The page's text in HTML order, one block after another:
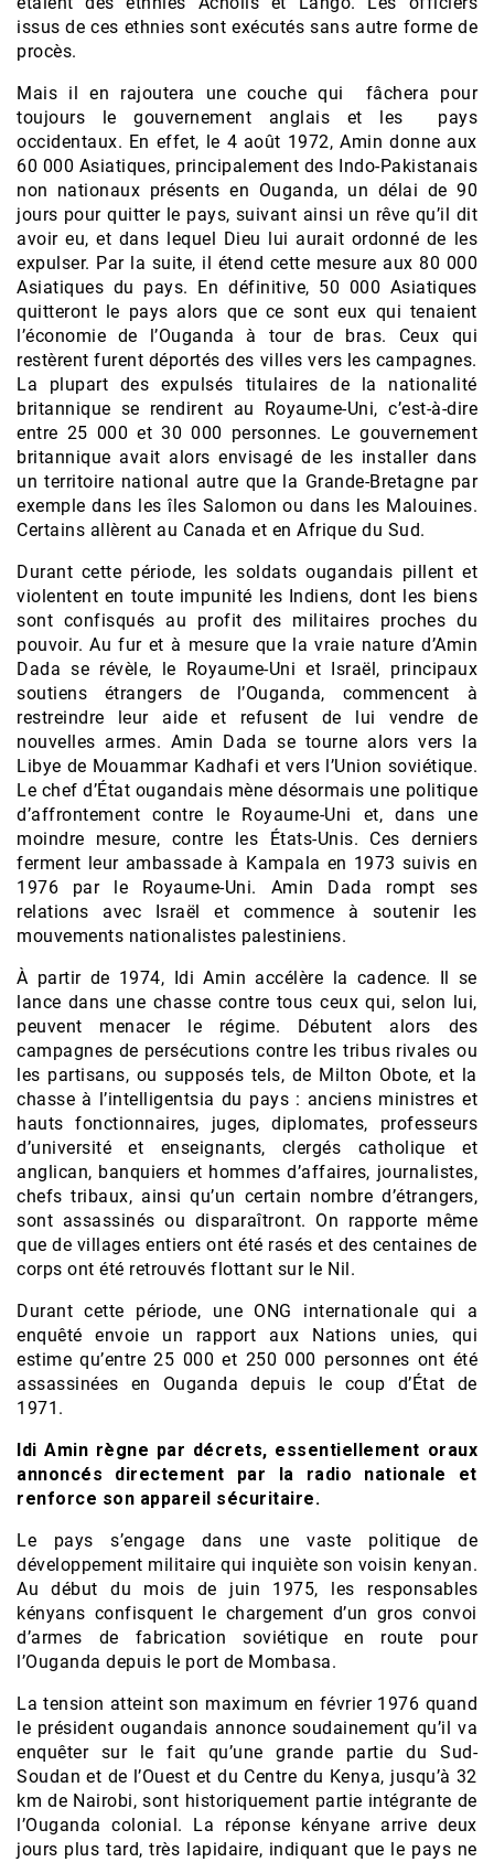
issus de ces ethnies sont exécutés sans autre forme de
procès.
Mais il en rajoutera une couche qui fâchera pour
toujours le gouvernement anglais et les pays
occidentaux. En effet, le 4 août 1972, Amin donne aux
60 000 Asiatiques, principalement des Indo-Pakistanais
non nationaux présents en Ouganda, un délai de 90
jours pour quitter le pays, suivant ainsi un rêve qu’il dit
avoir eu, et dans lequel Dieu lui aurait ordonné de les
expulser. Par la suite, il étend cette mesure aux 80 000
Asiatiques du pays. En définitive, 50 000 Asiatiques
quitteront le pays alors que ce sont eux qui tenaient
l’économie de l’Ouganda à tour de bras. Ceux qui
restèrent furent déportés des villes vers les campagnes.
La plupart des expulsés titulaires de la nationalité
britannique se rendirent au Royaume-Uni, c’est-à-dire
entre 25 000 et 30 000 personnes. Le gouvernement
britannique avait alors envisagé de les installer dans
un territoire national autre que la Grande-Bretagne par
exemple dans les îles Salomon ou dans les Malouines.
Certains allèrent au Canada et en Afrique du Sud.
Durant cette période, les soldats ougandais pillent et
violentent en toute impunité les Indiens, dont les biens
sont confisqués au profit des militaires proches du
pouvoir. Au fur et à mesure que la vraie nature d’Amin
Dada se révèle, le Royaume-Uni et Israël, principaux
soutiens étrangers de l’Ouganda, commencent à
restreindre leur aide et refusent de lui vendre de
nouvelles armes. Amin Dada se tourne alors vers la
Libye de Mouammar Kadhafi et vers l’Union soviétique.
Le chef d’État ougandais mène désormais une politique
d’affrontement contre le Royaume-Uni et, dans une
moindre mesure, contre les États-Unis. Ces derniers
ferment leur ambassade à Kampala en 1973 suivis en
1976 par le Royaume-Uni. Amin Dada rompt ses
relations avec Israël et commence à soutenir les
mouvements nationalistes palestiniens.
À partir de 1974, Idi Amin accélère la cadence. Il se
lance dans une chasse contre tous ceux qui, selon lui,
peuvent menacer le régime. Débutent alors des
campagnes de persécutions contre les tribus rivales ou
les partisans, ou supposés tels, de Milton Obote, et la
chasse à l’intelligentsia du pays : anciens ministres et
hauts fonctionnaires, juges, diplomates, professeurs
d’université et enseignants, clergés catholique et
anglican, banquiers et hommes d’affaires, journalistes,
chefs tribaux, ainsi qu’un certain nombre d’étrangers,
sont assassinés ou disparaîtront. On rapporte même
que de villages entiers ont été rasés et des centaines de
corps ont été retrouvés flottant sur le Nil.
Durant cette période, une ONG internationale qui a
enquêté envoie un rapport aux Nations unies, qui
estime qu’entre 25 000 et 250 000 personnes ont été
assassinées en Ouganda depuis le coup d’État de
1971.
Idi Amin règne par décrets, essentiellement oraux
annoncés directement par la radio nationale et
renforce son appareil sécuritaire.
Le pays s’engage dans une vaste politique de
développement militaire qui inquiète son voisin kenyan.
Au début du mois de juin 1975, les responsables
kényans confisquent le chargement d’un gros convoi
d’armes de fabrication soviétique en route pour
l’Ouganda depuis le port de Mombasa.
La tension atteint son maximum en février 1976 quand
le président ougandais annonce soudainement qu’il va
enquêter sur le fait qu’une grande partie du Sud-
Soudan et de l’Ouest et du Centre du Kenya, jusqu’à 32
km de Nairobi, sont historiquement partie intégrante de
l’Ouganda colonial. La réponse kényane arrive deux
jours plus tard, très lapidaire, indiquant que le pays ne